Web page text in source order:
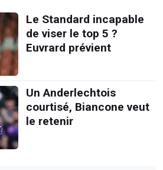
Le Standard incapable
de viser le top 5 ?
Euvrard prévient
Un Anderlechtois
courtisé, Biancone veut
le retenir